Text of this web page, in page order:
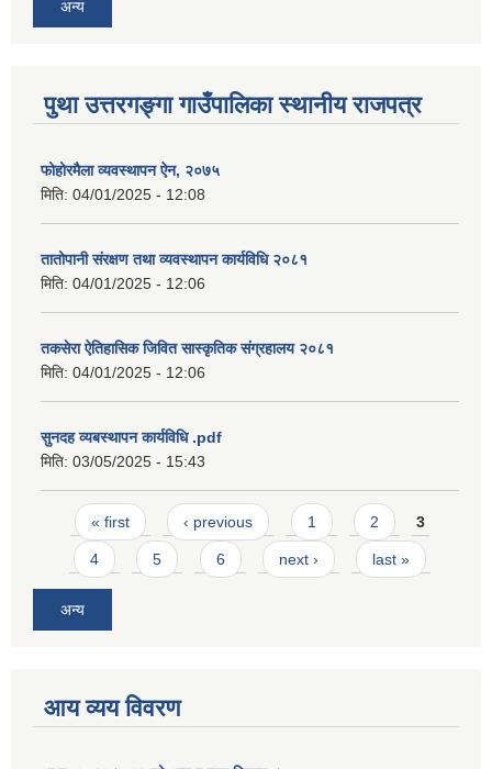
अन्य
पुथा उत्तरगङ्गा गाउँपालिका स्थानीय राजपत्र
फोहोरमैला व्यवस्थापन ऐन, २०७५
मिति: 04/01/2025 - 12:08
तातोपानी संरक्षण तथा व्यवस्थापन कार्यविधि २०८१
मिति: 04/01/2025 - 12:06
तकसेरा ऐतिहासिक जिवित सास्कृतिक संग्रहालय २०८१
मिति: 04/01/2025 - 12:06
सुनदह व्यबस्थापन कार्यविधि .pdf
मिति: 03/05/2025 - 15:43
Pages
« first ‹ previous 1 2 3
4 5 6 next › last »
अन्य
आय व्यय विवरण